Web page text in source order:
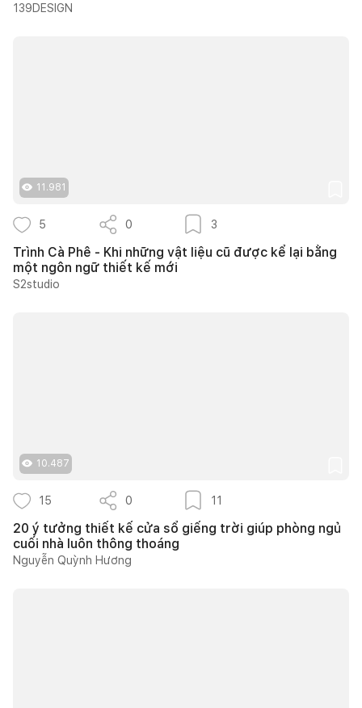
139DESIGN
11.981
5 0 3
Trình Cà Phê - Khi những vật liệu cũ được kể lại bằng
một ngôn ngữ thiết kế mới
S2studio
10.487
15 0 11
20 ý tưởng thiết kế cửa sổ giếng trời giúp phòng ngủ
cuối nhà luôn thông thoáng
Nguyễn Quỳnh Hương